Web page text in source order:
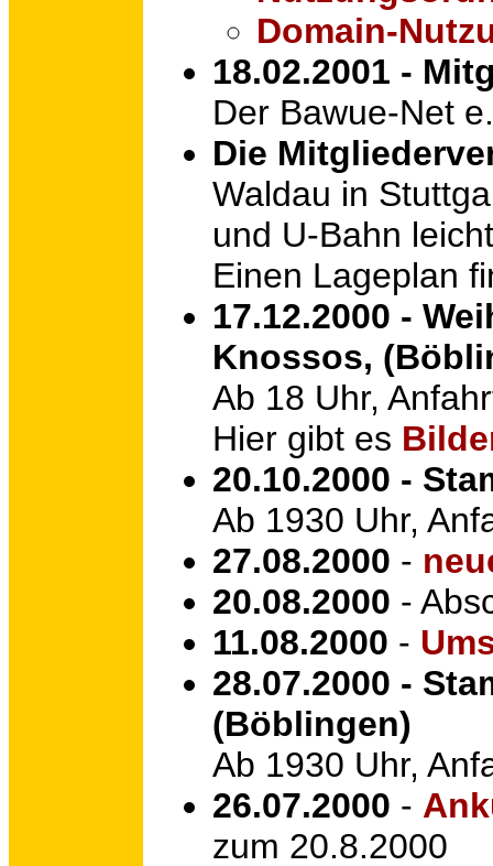
Domain-
18.02.2001 -
Der Bawue-Net
Die
Waldau in
und U-Bahn
Einen Lageplan
17.12.2000 -
Knossos,
Ab 18 Uhr,
Hier gibt es
20.10.2000 -
Ab 1930 Uhr,
27.08.2000 -
20.08.2000 -
11.08.2000 -
28.07.2000 -
(Böblingen)
Ab 1930 Uhr,
26.07.2000 -
zum 20.8.2000